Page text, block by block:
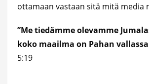
ottamaan vastaan sitä mitä media
”Me tiedämme olevamme
koko maailma on Pahan
5:19